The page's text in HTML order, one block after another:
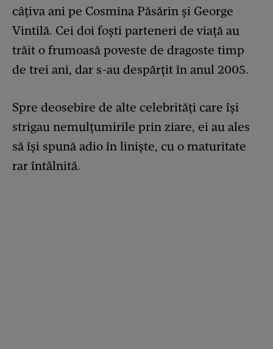
câțiva ani pe Cosmina Păsărin și George
Vintilă. Cei doi foști parteneri de viață au
trăit o frumoasă poveste de dragoste timp
de trei ani, dar s-au despărțit în anul 2005.
Spre deosebire de alte celebrități care își
strigau nemulțumirile prin ziare, ei au ales
să își spună adio în liniște, cu o maturitate
rar întâlnită.